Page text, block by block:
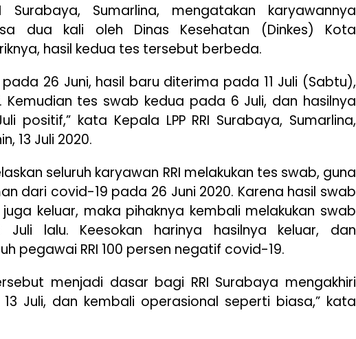
Surabaya, Sumarlina, mengatakan karyawannya
dua kali oleh Dinas Kesehatan (Dinkes) Kota
hasil kedua tes tersebut berbeda.
26 Juni, hasil baru diterima pada 11 Juli (Sabtu),
Kemudian tes swab kedua pada 6 Juli, dan hasilnya
positif,” kata Kepala LPP RRI Surabaya, Sumarlina,
13 Juli 2020.
seluruh karyawan RRI melakukan tes swab, guna
dari covid-19 pada 26 Juni 2020. Karena hasil swab
keluar, maka pihaknya kembali melakukan swab
lalu. Keesokan harinya hasilnya keluar, dan
pegawai RRI 100 persen negatif covid-19.
menjadi dasar bagi RRI Surabaya mengakhiri
Juli, dan kembali operasional seperti biasa,” kata